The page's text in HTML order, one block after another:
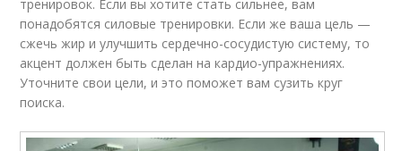
тренировок. Если вы хотите стать сильнее, вам
понадобятся силовые тренировки. Если же ваша цель —
сжечь жир и улучшить сердечно-сосудистую систему, то
акцент должен быть сделан на кардио-упражнениях.
Уточните свои цели, и это поможет вам сузить круг
поиска.